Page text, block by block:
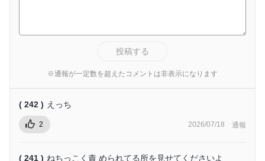
投稿する
※通報が一定数を超えたコメントは非表示になります
( 242 ) えっち
2 2026/07/18 通報
( 241 ) ねちっこく責 められてる所を見せてくださいよ